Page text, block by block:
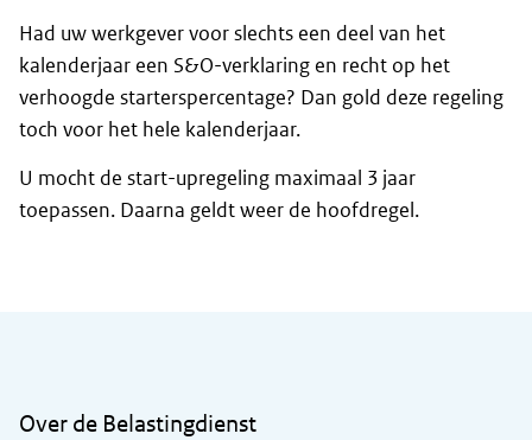
Had uw werkgever voor slechts een deel van het
kalenderjaar een S&O-verklaring en recht op het
verhoogde starterspercentage? Dan gold deze regeling
toch voor het hele kalenderjaar.
U mocht de start-upregeling maximaal 3 jaar
toepassen. Daarna geldt weer de hoofdregel.
Over de Belastingdienst